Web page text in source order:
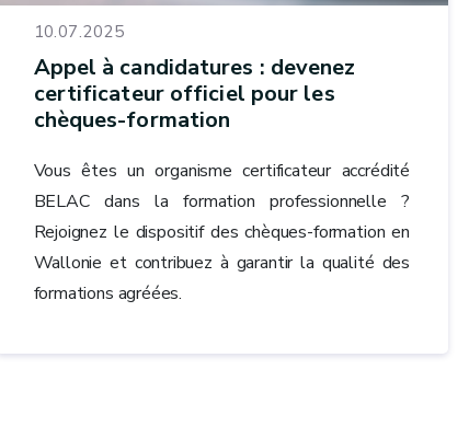
10.07.2025
Appel à candidatures : devenez
certificateur officiel pour les
chèques-formation
Vous êtes un organisme certificateur accrédité
BELAC dans la formation professionnelle ?
Rejoignez le dispositif des chèques-formation en
Wallonie et contribuez à garantir la qualité des
formations agréées.